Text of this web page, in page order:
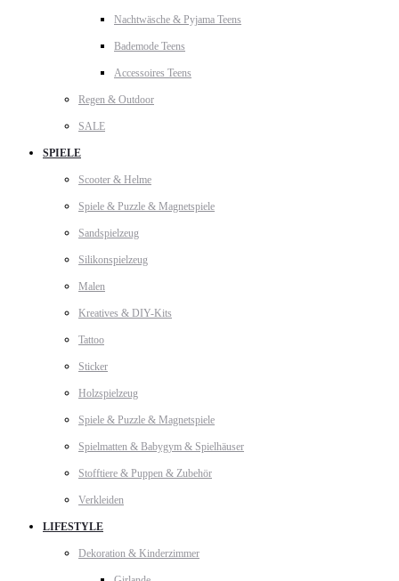
Nachtwäsche & Pyjama Teens
Bademode Teens
Accessoires Teens
Regen & Outdoor
SALE
SPIELE
Scooter & Helme
Spiele & Puzzle & Magnetspiele
Sandspielzeug
Silikonspielzeug
Malen
Kreatives & DIY-Kits
Tattoo
Sticker
Holzspielzeug
Spiele & Puzzle & Magnetspiele
Spielmatten & Babygym & Spielhäuser
Stofftiere & Puppen & Zubehör
Verkleiden
LIFESTYLE
Dekoration & Kinderzimmer